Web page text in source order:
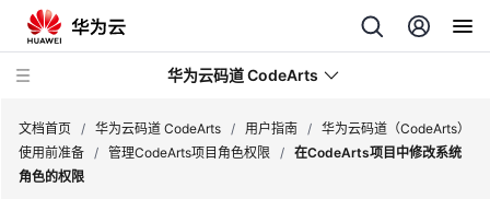
华为云码道 CodeArts
文档首页 / 华为云码道 CodeArts / 用户指南 / 华为云码道（CodeArts）
使用前准备 / 管理CodeArts项目角色权限 / 在CodeArts项目中修改系统
角色的权限